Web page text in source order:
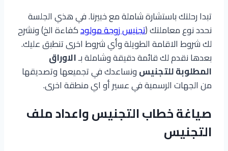
تبدا رحلتك باستشارة شاملة مع خبيرنا. في هذي الجلسة
نحدد نوع معاملتك (تجنيس زوجة مولودكفاءة الخ) ونشرح
لك شروط الاقامة الطويلة وأي شروط اخرى تنطبق عليك.
بعدها نقدم لك قائمة دقيقة وشاملة بـالاوراق
المطلوبة للتجنيسونساعدك في تجميعها وتصديقها
من الجهات الرسمية في عسير أو اي منطقة اخرى.
صياغة خطاب التجنيس واعداد ملف
التجنيس